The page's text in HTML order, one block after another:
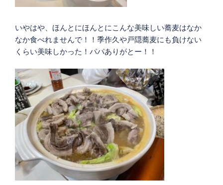
いやはや、ほんとにほんとにこんな美味しい蕎麦はなか
なか食べれませんで！！季作久や戸隠蕎麦にも負けない
くらい美味しかった！パパありがとー！！